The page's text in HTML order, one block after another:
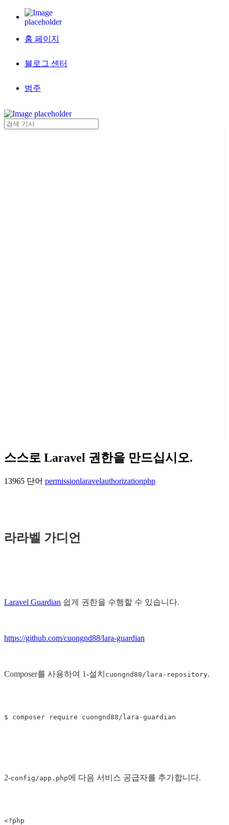
홈 페이지
블로그 센터
범주
스스로 Laravel 권한을 만드십시오.
13965 단어 permissionlaravelauthorizationphp
라라벨 가디언
Laravel Guardian 쉽게 권한을 수행할 수 있습니다.
https://github.com/cuongnd88/lara-guardian
Composer를 사용하여 1-설치 cuongnd88/lara-repository.
$ composer require cuongnd88 / lara -guardian
2-config/app.php에 다음 서비스 공급자를 추가합니다.
<?php